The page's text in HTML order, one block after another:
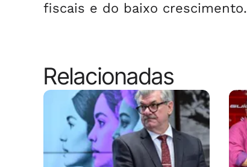
fiscais e do baixo crescimento.
Relacionadas